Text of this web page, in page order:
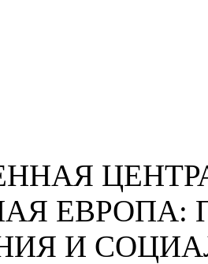
ЕВРОПА:
И